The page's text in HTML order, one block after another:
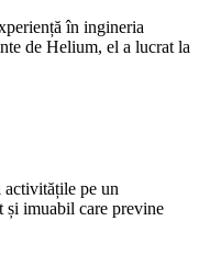
în ingineria
de Helium, el a lucrat la
activitățile pe un
și imuabil care previne